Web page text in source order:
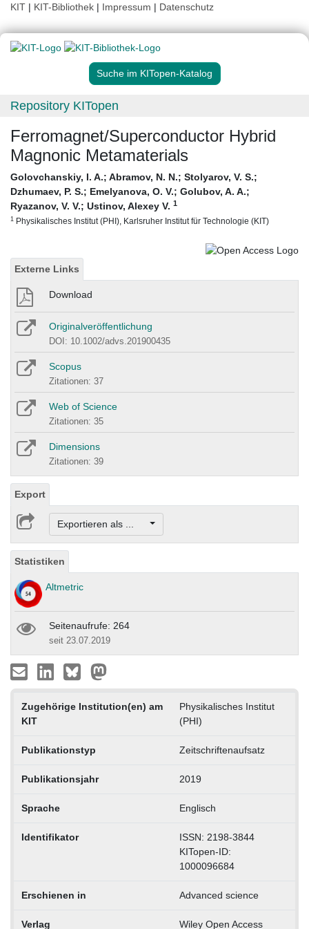
KIT | KIT-Bibliothek | Impressum | Datenschutz
Suche im KITopen-Katalog
Repository KITopen
Ferromagnet/Superconductor Hybrid
Magnonic Metamaterials
Golovchanskiy, I. A.; Abramov, N. N.; Stolyarov, V. S.;
Dzhumaev, P. S.; Emelyanova, O. V.; Golubov, A. A.;
Ryazanov, V. V.; Ustinov, Alexey V. 1
1 Physikalisches Institut (PHI), Karlsruher Institut für Technologie (KIT)
Externe Links
Download
Originalveröffentlichung
DOI: 10.1002/advs.201900435
Scopus
Zitationen: 37
Web of Science
Zitationen: 35
Dimensions
Zitationen: 39
Export
Exportieren als ...
Statistiken
Altmetric
Seitenaufrufe: 264
seit 23.07.2019
Zugehörige Institution(en) am
KIT
Physikalisches Institut
(PHI)
Publikationstyp Zeitschriftenaufsatz
Publikationsjahr 2019
Sprache Englisch
Identifikator
ISSN: 2198-3844
KITopen-ID:
1000096684
Erschienen in Advanced science
Verlag Wiley Open Access